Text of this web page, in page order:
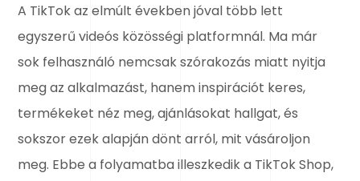
A TikTok az elmúlt években jóval több lett
egyszerű videós közösségi platformnál. Ma már
sok felhasználó nemcsak szórakozás miatt nyitja
meg az alkalmazást, hanem inspirációt keres,
termékeket néz meg, ajánlásokat hallgat, és
sokszor ezek alapján dönt arról, mit vásároljon
meg. Ebbe a folyamatba illeszkedik a TikTok Shop,